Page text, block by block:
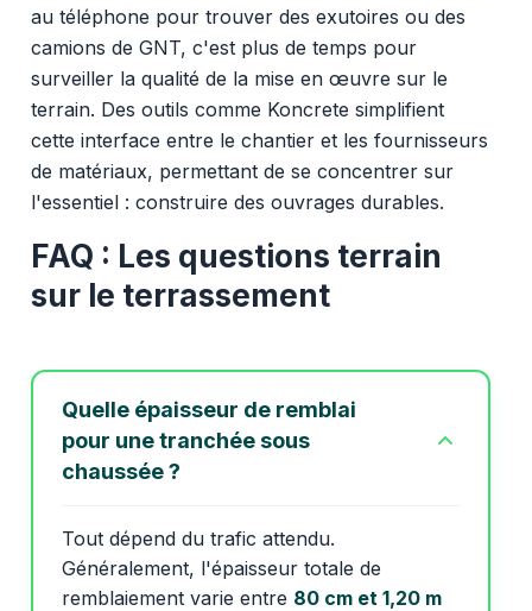
au téléphone pour trouver des exutoires ou des
camions de GNT, c'est plus de temps pour
surveiller la qualité de la mise en œuvre sur le
terrain. Des outils comme Koncrete simplifient
cette interface entre le chantier et les fournisseurs
de matériaux, permettant de se concentrer sur
l'essentiel : construire des ouvrages durables.
FAQ : Les questions terrain
sur le terrassement
Quelle épaisseur de remblai
pour une tranchée sous
chaussée ?
Tout dépend du trafic attendu.
Généralement, l'épaisseur totale de
remblaiement varie entre 80 cm et 1,20 m